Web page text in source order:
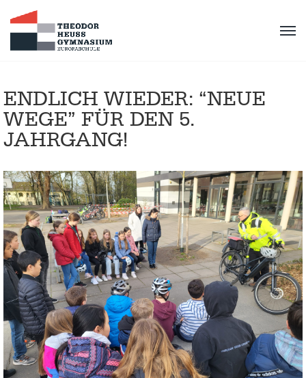
ENDLICH WIEDER: “NEUE
WEGE” FÜR DEN 5.
JAHRGANG!